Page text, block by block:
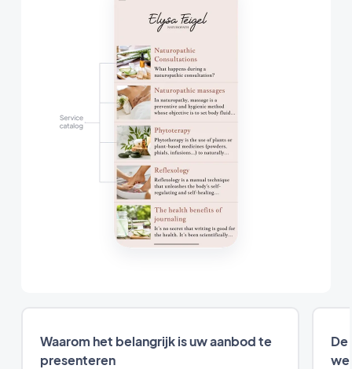
Waarom het belangrijk is uw aanbod te
presenteren